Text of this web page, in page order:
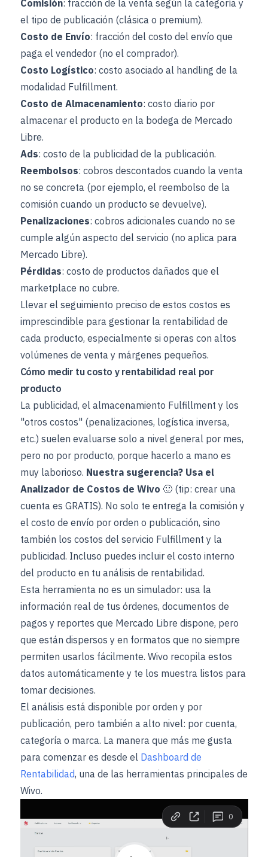
Comisión: fracción de la venta según la categoría y
el tipo de publicación (clásica o premium).
Costo de Envío: fracción del costo del envío que
paga el vendedor (no el comprador).
Costo Logístico: costo asociado al handling de la
modalidad Fulfillment.
Costo de Almacenamiento: costo diario por
almacenar el producto en la bodega de Mercado
Libre.
Ads: costo de la publicidad de la publicación.
Reembolsos: cobros descontados cuando la venta
no se concreta (por ejemplo, el reembolso de la
comisión cuando un producto se devuelve).
Penalizaciones: cobros adicionales cuando no se
cumple algún aspecto del servicio (no aplica para
Mercado Libre).
Pérdidas: costo de productos dañados que el
marketplace no cubre.
Llevar el seguimiento preciso de estos costos es
imprescindible para gestionar la rentabilidad de
cada producto, especialmente si operas con altos
volúmenes de venta y márgenes pequeños.
Cómo medir tu costo y rentabilidad real por
producto
La publicidad, el almacenamiento Fulfillment y los
"otros costos" (penalizaciones, logística inversa,
etc.) suelen evaluarse solo a nivel general por mes,
pero no por producto, porque hacerlo a mano es
muy laborioso. Nuestra sugerencia? Usa el
Analizador de Costos de Wivo 🙂 (tip: crear una
cuenta es GRATIS). No solo te entrega la comisión y
el costo de envío por orden o publicación, sino
también los costos del servicio Fulfillment y la
publicidad. Incluso puedes incluir el costo interno
del producto en tu análisis de rentabilidad.
Esta herramienta no es un simulador: usa la
información real de tus órdenes, documentos de
pagos y reportes que Mercado Libre dispone, pero
que están dispersos y en formatos que no siempre
permiten usarlos fácilmente. Wivo recopila estos
datos automáticamente y te los muestra listos para
tomar decisiones.
El análisis está disponible por orden y por
publicación, pero también a alto nivel: por cuenta,
categoría o marca. La manera que más me gusta
para comenzar es desde el Dashboard de
Rentabilidad, una de las herramientas principales de
Wivo.